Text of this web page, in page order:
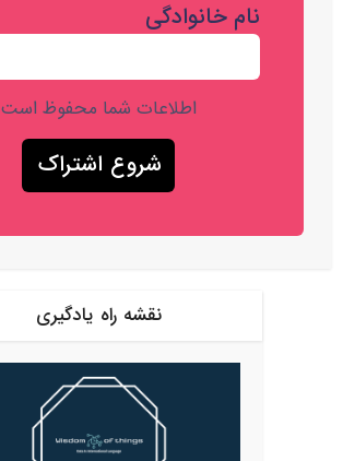
نام خانوادگی
اطلاعات شما محفوظ است
نقشه راه یادگیری